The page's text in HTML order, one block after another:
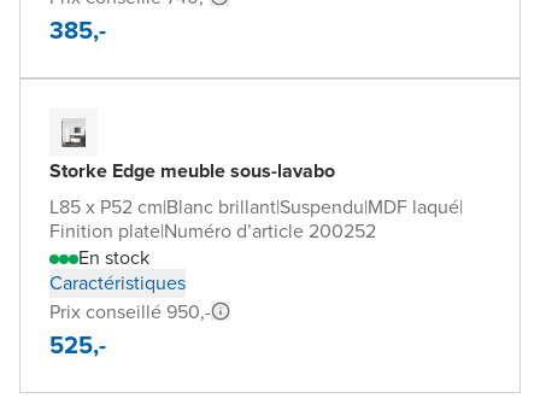
385,-
Storke Edge meuble sous-lavabo
L85 x P52 cm|Blanc brillant|Suspendu|MDF laqué|
Finition plate|Numéro d’article 200252
En stock
Caractéristiques
Prix conseillé 950,-
525,-